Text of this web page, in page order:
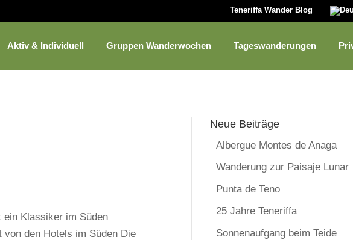
Teneriffa Wander Blog
Aktiv & Individuell Gruppen Wanderwochen Tageswanderungen
ein Klassiker im Süden
den Hotels im Süden Die
Neue Beiträge
Albergue Montes de Anaga
Wanderung zur Paisaje Lunar
Punta de Teno
25 Jahre Teneriffa
Sonnenaufgang beim Teide